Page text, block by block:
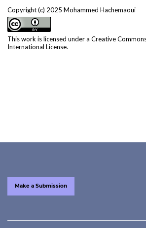
Copyright (c) 2025 Mohammed Hachemaoui
This work is licensed under a Creative
International License.
Make a Submission